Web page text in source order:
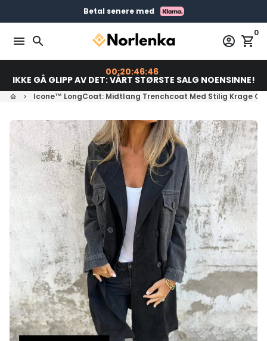
videre
innholdet
Bestill før 23:00 = Sendes i dag
Betal senere med
Gratis levering på bestillinger over 399 kr
menu search account_circle shopping_cart
0
00:20:46:45
IKKE GÅ GLIPP AV DET: VÅRT STØRSTE SALG NOENSINNE!
home keyboard_arrow_right Icone™ LongCoat: Midtlang Trenchcoat Med Stilig Krage Og